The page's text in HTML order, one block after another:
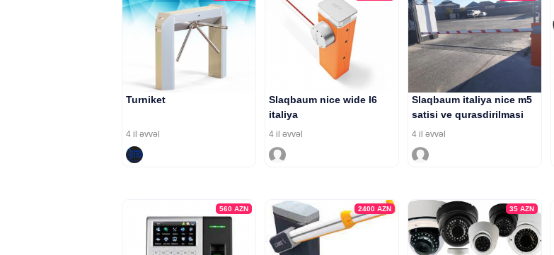
Turniket
4 il əvvəl
Slaqbaum nice wide l6
italiya
4 il əvvəl
Slaqbaum italiya nice m5
satisi ve qurasdirilmasi
4 il əvvəl
560 AZN 2400 AZN 35 AZN